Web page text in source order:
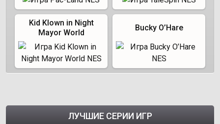
Kid Klown in Night
Mayor World
Bucky O’Hare
ЛУЧШИЕ СЕРИИ ИГР